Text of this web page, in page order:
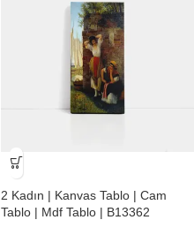
-23%
2 Kadın | Kanvas Tablo | Cam
Tablo | Mdf Tablo | B13362